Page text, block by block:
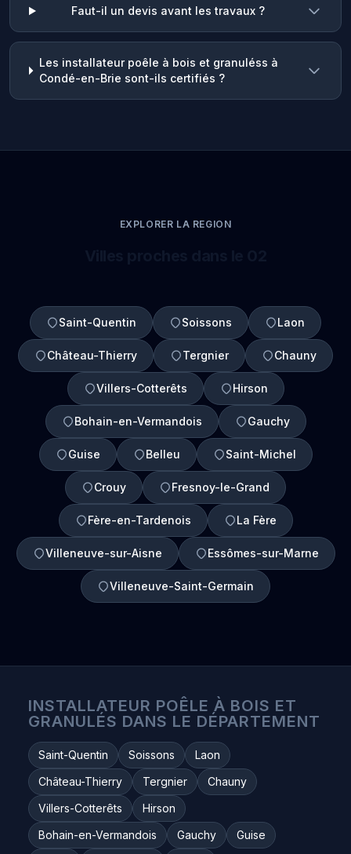
Faut-il un devis avant les travaux ?
Les installateur poêle à bois et granuléss à
Condé-en-Brie sont-ils certifiés ?
EXPLORER LA REGION
Saint-Quentin Soissons Laon
Château-Thierry Tergnier Chauny
Villers-Cotterêts Hirson
Bohain-en-Vermandois Gauchy
Guise Belleu Saint-Michel
Crouy Fresnoy-le-Grand
Fère-en-Tardenois La Fère
Villeneuve-sur-Aisne Essômes-sur-Marne
Villeneuve-Saint-Germain
INSTALLATEUR POÊLE À BOIS ET
GRANULÉS DANS LE DÉPARTEMENT
Saint-Quentin Soissons
Laon
Château-Thierry
Tergnier
Chauny
Villers-Cotterêts
Hirson
Bohain-en-Vermandois
Gauchy
Guise